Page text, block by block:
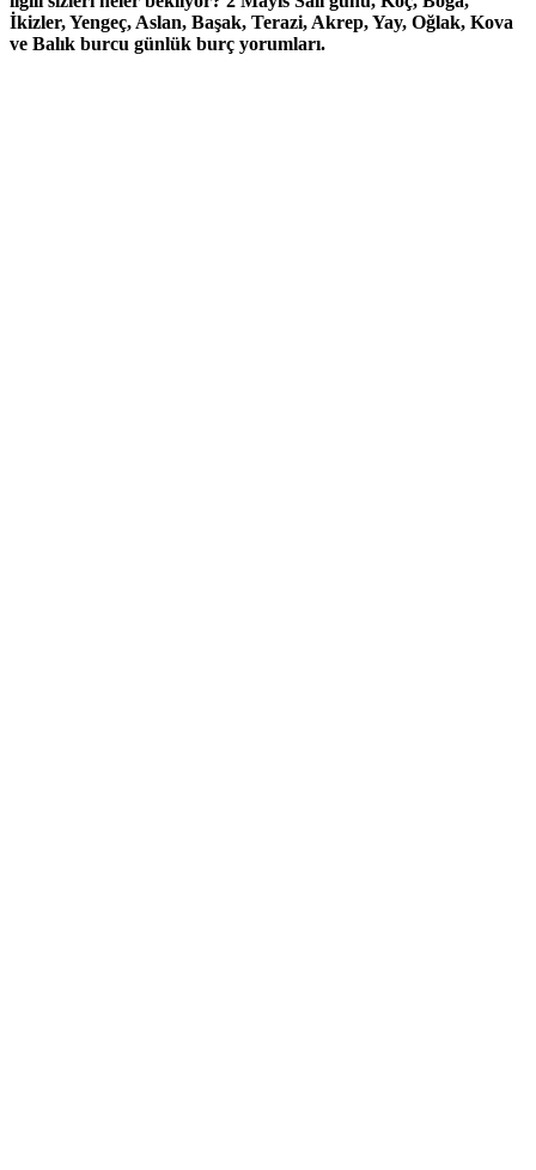
İkizler, Yengeç, Aslan, Başak, Terazi, Akrep, Yay, Oğlak, Kova
ve Balık burcu günlük burç yorumları.